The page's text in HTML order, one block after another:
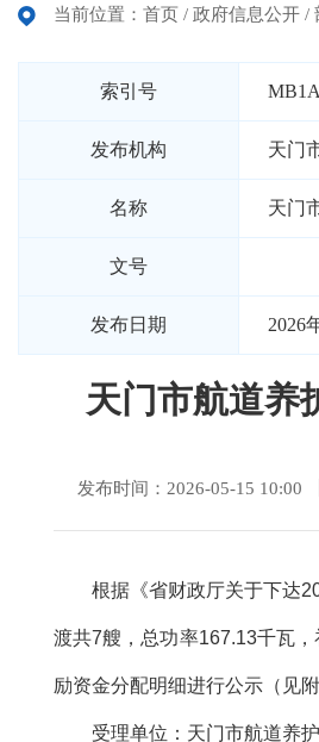
当前位置： 首页 / 政府信息公开 /
索引号
发布机构 天门
名称 天门
文号
发布日期 2026
天门市航道养
发布时间：2026-05-15 10:00
根据《省财政厅关于下达
渡共7艘，总功率167.13千瓦
励资金分配明细进行公示（见
受理单位：天门市航道养